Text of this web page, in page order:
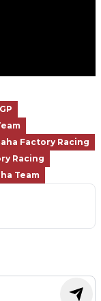
Factory Racing
Racing
Team